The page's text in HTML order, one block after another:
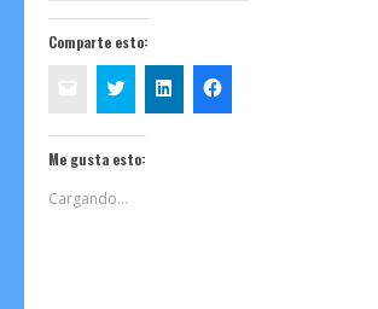
Comparte esto:
Me gusta esto:
Cargando...